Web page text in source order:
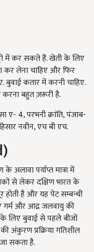
में कर सकते हैं. खेती के लिए
कर लेना चाहिए और फिर
कतार में करनी चाहिए.
करना बहुत ज़रूरी है.
ए- 4, परभनी क्रांति, पंजाब-
नवीन, एच बी एच.
अलावा पर्याप्त मात्रा में
से लेकर दक्षिण भारत के
होती है और यह पेट सम्बन्धी
गर्म और आद्र जलवायु की
लिए बुवाई से पहले बीजों
अंकुरण प्रक्रिया गतिशील
सकता है.